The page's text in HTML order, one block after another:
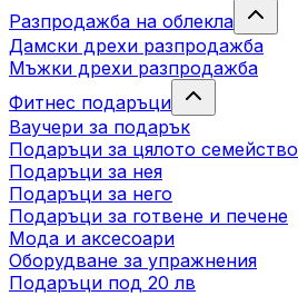
Разпродажба на облекла
Дамски дрехи разпродажба
Мъжки дрехи разпродажба
Фитнес подаръци
Ваучери за подарък
Подаръци за цялото семейство
Подаръци за нея
Подаръци за него
Подаръци за готвене и печене
Мода и аксесоари
Оборудване за упражнения
Подаръци под 20 лв